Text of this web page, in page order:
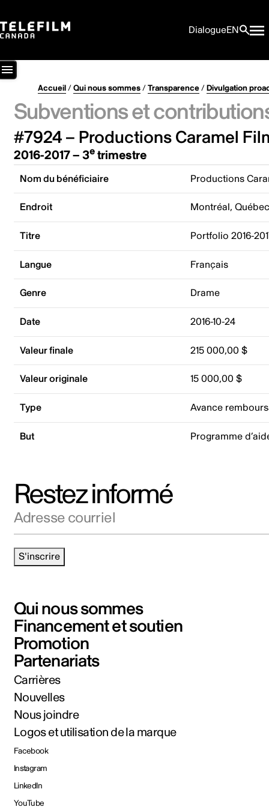
DialogueEN
Accueil/Qui nous sommes/Transparence/Divulgation
Subventions et
#7924 – Productions Caramel
2016-2017 – 3etrimestre
Nom du bénéficiaire Productions
Endroit Montréal,
Titre Portfolio 2016-
Langue Français
Genre Drame
Date 2016-10-24
Valeur finale 215 000,00 $
Valeur originale 15 000,00 $
Type Avance
But Programme
Restez informé
S'inscrire
Qui nous sommes
Financement et soutien
Promotion
Partenariats
Carrières
Nouvelles
Nous joindre
Logos et utilisation de la marque
Facebook
Instagram
LinkedIn
YouTube